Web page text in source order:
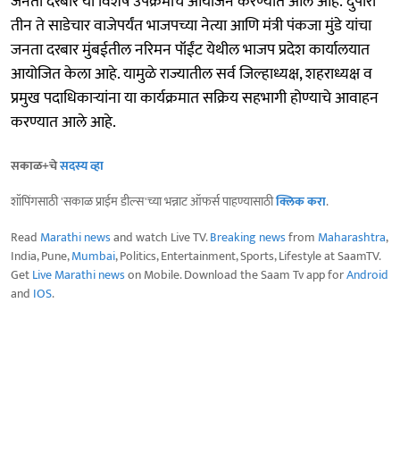
तीन ते साडेचार वाजेपर्यंत भाजपच्या नेत्या आणि मंत्री पंकजा मुंडे यांचा
जनता दरबार मुंबईतील नरिमन पॉईंट येथील भाजप प्रदेश कार्यालयात
आयोजित केला आहे. यामुळे राज्यातील सर्व जिल्हाध्यक्ष, शहराध्यक्ष व
प्रमुख पदाधिकाऱ्यांना या कार्यक्रमात सक्रिय सहभागी होण्याचे आवाहन
करण्यात आले आहे.
सकाळ+चेसदस्य व्हा
शॉपिंगसाठी 'सकाळ प्राईम डील्स'च्या भन्नाट ऑफर्स पाहण्यासाठीक्लिक करा.
Read Marathi newsand watch Live TV.Breaking newsfrom Maharashtra,
India, Pune,Mumbai, Politics, Entertainment, Sports, Lifestyle at SaamTV.
GetLive Marathi newson Mobile. Download the Saam Tv app forAndroid
and IOS.